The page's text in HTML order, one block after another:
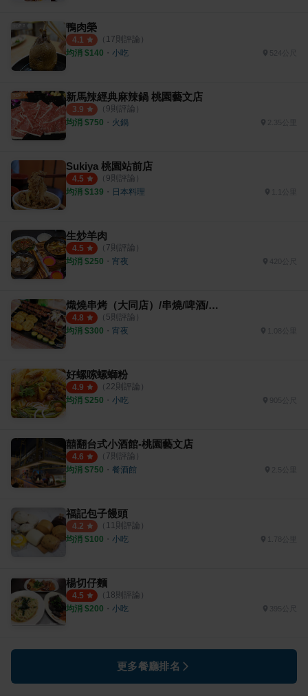
鴨肉榮
4.1 （ 17則評論）
均消 $140 ・ 小吃 524公尺
新馬辣經典麻辣鍋 桃園藝文店
3.9 （ 9則評論）
均消 $750 ・ 火鍋 2.35公里
Sukiya 桃園站前店
4.5 （ 9則評論）
均消 $139 ・ 日本料理
生炒羊肉
4.5 （ 7則評論）
均消 $250 ・ 宵夜 420公尺
熾燒串烤（大同店）/串燒/啤酒/宵夜/桃園美食
4.8 （ 5則評論）
均消 $300 ・ 宵夜
好螺嗦螺螄粉
4.9 （ 22則評論）
均消 $250 ・ 小吃 905公尺
囍翻台式小酒館-桃園藝文店
4.6 （ 7則評論）
均消 $750 ・ 餐酒館 2.5公里
福記包子饅頭
4.2 （ 11 則評論）
均消 $100 ・ 小吃
楊切仔麵
4.5 （ 18則評論）
均消 $200 ・ 小吃 395公尺
更多餐廳排名